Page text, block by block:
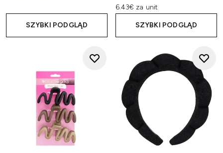
SZYBKI PODGLĄD
6.43€ za unit
SZYBKI PODGLĄD